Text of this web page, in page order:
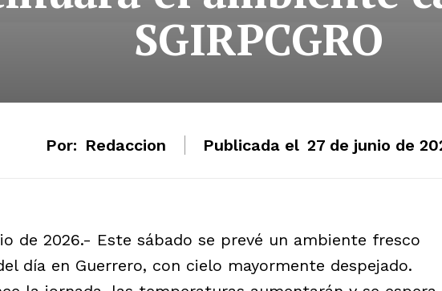
SGIRPCGRO
Por: Redaccion Publicada el 27 de junio de
de 2026.- Este sábado se prevé un ambiente fresco
día en Guerrero, con cielo mayormente despejado.